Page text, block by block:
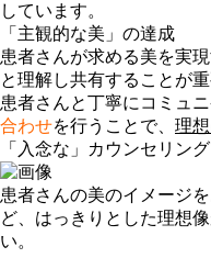
しています。
「主観的な美」の達成
患者さんが求める美を実
と理解し共有することが
患者さんと丁寧にコミュ
合わせを行うことで、 理
「入念な」カウンセリング
患者さんの美のイメージ
ど、はっきりとした理想
い。